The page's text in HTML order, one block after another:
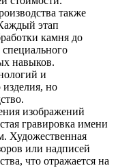
также
этап
камня до
навыков.
и
изделия, но
изображений
гравировка имени
Художественная
или надписей
что отражается на